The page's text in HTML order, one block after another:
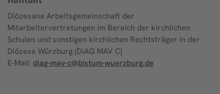
Diözesane Arbeitsgemeinschaft der
Mitarbeitervertretungen im Bereich der kirchlichen
Schulen und sonstigen kirchlichen Rechtsträger in der
Diözese Würzburg (DiAG MAV C)
E-Mail: diag-mav-c@bistum-wuerzburg.de